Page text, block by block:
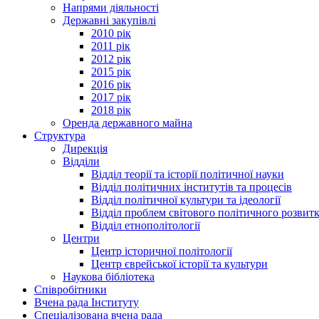
Напрями діяльності
Державні закупівлі
2010 рік
2011 рік
2012 рік
2015 рік
2016 рік
2017 рік
2018 рік
Оренда державного майна
Структура
Дирекція
Відділи
Відділ теорії та історії політичної науки
Відділ політичних інститутів та процесів
Відділ політичної культури та ідеології
Відділ проблем світового політичного
Відділ етнополітології
Центри
Центр історичної політології
Центр єврейської історії та культури
Наукова бібліотека
Співробітники
Вчена рада Інституту
Спеціалізована вчена рада